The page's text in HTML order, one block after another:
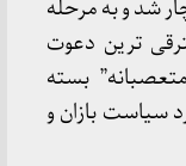
شد و به مرحله
ترین دعوت
بسته
سیاست بازان و